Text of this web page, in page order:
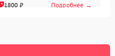
1800 ₽ Подробнее →